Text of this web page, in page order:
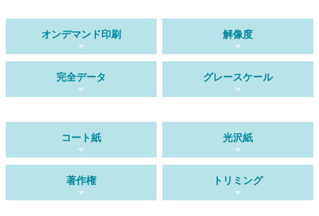
オンデマンド印刷 解像度
完全データ グレースケール
コート紙 光沢紙
著作権 トリミング